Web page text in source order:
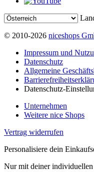
© 2010-2026 niceshops
Impressum und
Datenschutz
Allgemeine
Datenschutz-
Unternehmen
Weitere nice Shops
Vertrag widerrufen
Personalisiere dein
Nur mit deiner